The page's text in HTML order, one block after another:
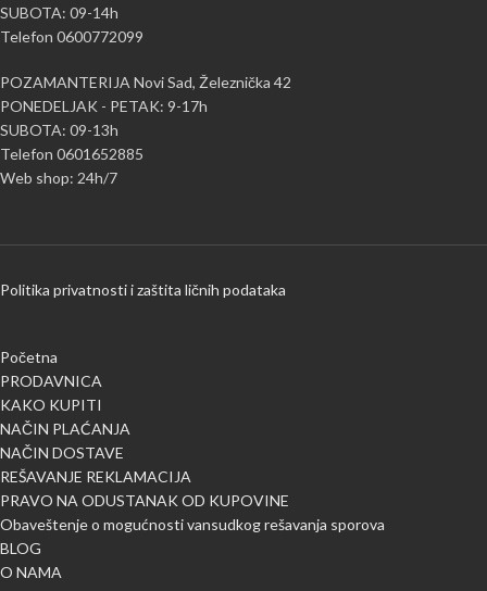
SUBOTA: 09-14h
Telefon 0600772099
POZAMANTERIJA Novi Sad, Železnička 42
PONEDELJAK - PETAK: 9-17h
SUBOTA: 09-13h
Telefon 0601652885
Web shop: 24h/7
Politika privatnosti i zaštita ličnih podataka
Početna
PRODAVNICA
KAKO KUPITI
NAČIN PLAĆANJA
NAČIN DOSTAVE
REŠAVANJE REKLAMACIJA
PRAVO NA ODUSTANAK OD KUPOVINE
Obaveštenje o mogućnosti vansudkog rešavanja sporova
BLOG
O NAMA